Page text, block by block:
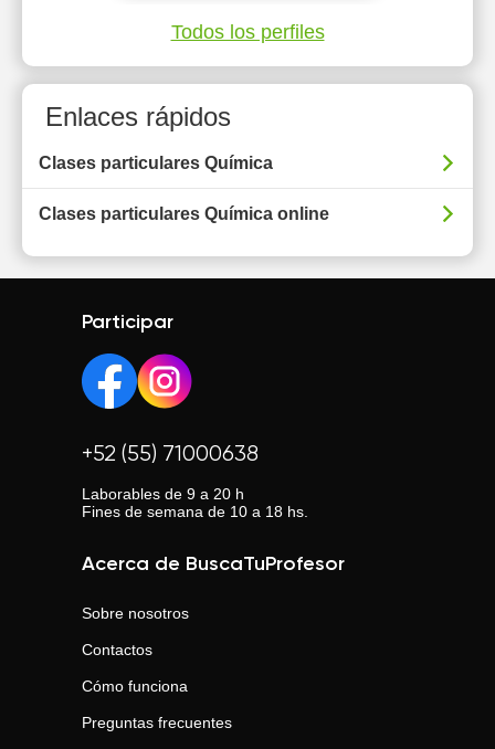
Todos los perfiles
Enlaces rápidos
Clases particulares Química
Clases particulares Química online
Participar
+52 (55) 71000638
Laborables de 9 a 20 h
Fines de semana de 10 a 18 hs.
Acerca de BuscaTuProfesor
Sobre nosotros
Contactos
Cómo funciona
Preguntas frecuentes